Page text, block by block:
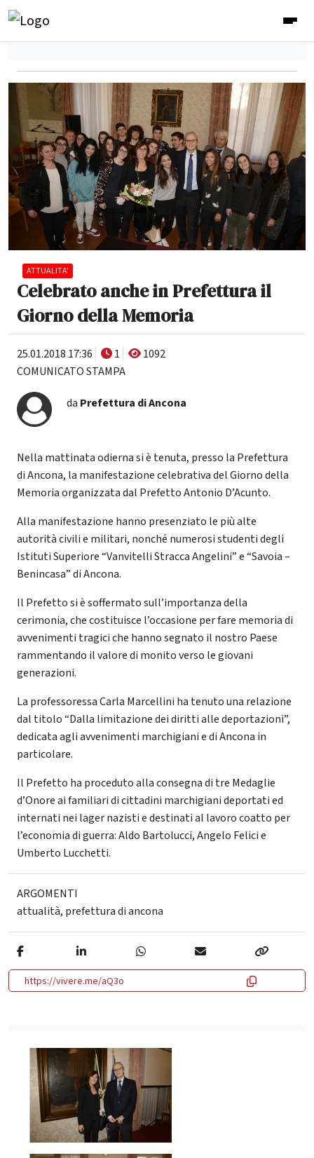
ATTUALITA'
Celebrato anche in Prefettura il
Giorno della Memoria
25.01.2018 17:36 1
1092
COMUNICATO STAMPA
da Prefettura di Ancona
Nella mattinata odierna si è tenuta, presso la Prefettura
di Ancona, la manifestazione celebrativa del Giorno della
Memoria organizzata dal Prefetto Antonio D’Acunto.
Alla manifestazione hanno presenziato le più alte
autorità civili e militari, nonché numerosi studenti degli
Istituti Superiore “Vanvitelli Stracca Angelini” e “Savoia –
Benincasa” di Ancona.
Il Prefetto si è soffermato sull’importanza della
cerimonia, che costituisce l’occasione per fare memoria di
avvenimenti tragici che hanno segnato il nostro Paese
rammentando il valore di monito verso le giovani
generazioni.
La professoressa Carla Marcellini ha tenuto una relazione
dal titolo “Dalla limitazione dei diritti alle deportazioni”,
dedicata agli avvenimenti marchigiani e di Ancona in
particolare.
Il Prefetto ha proceduto alla consegna di tre Medaglie
d’Onore ai familiari di cittadini marchigiani deportati ed
internati nei lager nazisti e destinati al lavoro coatto per
l’economia di guerra: Aldo Bartolucci, Angelo Felici e
Umberto Lucchetti.
ARGOMENTI
attualità, prefettura di ancona
https://vivere.me/aQ3o